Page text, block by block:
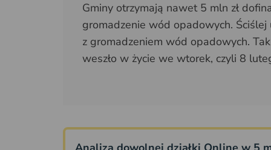
Gminy otrzymają nawet 5 mln zł
gromadzenie wód opadowych.
z gromadzeniem wód opadowych.
weszło w życie we wtorek, czyli 8